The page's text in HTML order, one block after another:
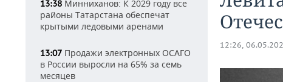
13:38 Минниханов: К 2029 году все
районы Татарстана обеспечат
крытыми ледовыми аренами
13:07 Продажи электронных ОСАГО
в России выросли на 65% за семь
месяцев
12:26,